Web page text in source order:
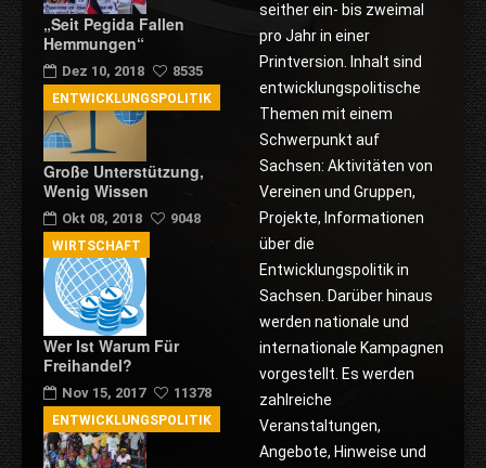
„Seit Pegida Fallen
Hemmungen“
Dez 10, 2018 8535
Große Unterstützung,
Wenig Wissen
Okt 08, 2018 9048
ENTWICKLUNGSPOLITIK
Wer Ist Warum Für
Freihandel?
Nov 15, 2017 11378
WIRTSCHAFT
ENTWICKLUNGSPOLITIK
seither ein- bis zweimal
pro Jahr in einer
Printversion. Inhalt sind
entwicklungspolitische
Themen mit einem
Schwerpunkt auf
Sachsen: Aktivitäten von
Vereinen und Gruppen,
Projekte, Informationen
über die
Entwicklungspolitik in
Sachsen. Darüber hinaus
werden nationale und
internationale Kampagnen
vorgestellt. Es werden
zahlreiche
Veranstaltungen,
Angebote, Hinweise und